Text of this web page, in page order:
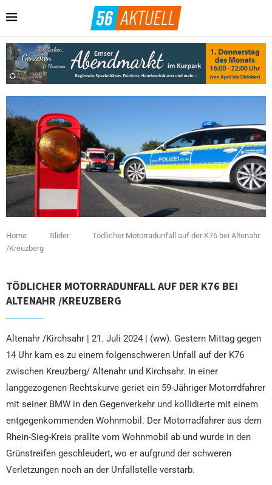
Home Slider
Tödlicher Motorradunfall auf der K76 bei Altenahr
/Kreuzberg
TÖDLICHER MOTORRADUNFALL AUF DER K76 BEI
ALTENAHR /KREUZBERG
Altenahr /Kirchsahr | 21. Juli 2024 | (ww). Gestern Mittag gegen
14 Uhr kam es zu einem folgenschweren Unfall auf der K76
zwischen Kreuzberg/ Altenahr und Kirchsahr. In einer
langgezogenen Rechtskurve geriet ein 59-Jähriger Motorrdfahrer
mit seiner BMW in den Gegenverkehr und kollidierte mit einem
entgegenkommenden Wohnmobil. Der Motorradfahrer aus dem
Rhein-Sieg-Kreis prallte vom Wohnmobil ab und wurde in den
Grünstreifen geschleudert, wo er aufgrund der schweren
Verletzungen noch an der Unfallstelle verstarb.